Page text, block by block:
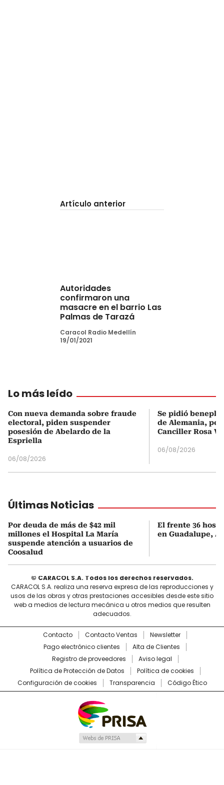
Artículo anterior
Autoridades
confirmaron una
masacre en el barrio Las
Palmas de Tarazá
Caracol Radio Medellín
19/01/2021
Lo más leído
Con nueva demanda sobre fraude
electoral, piden suspender
posesión de Abelardo de la
Espriella
06/08/2026
Se pidió
de Alemania,
Canciller Rosa
06/08/2026
Últimas Noticias
Por deuda de más de $42 mil
millones el Hospital La María
suspende atención a usuarios de
Coosalud
El frente 36
en Guadalupe,
© CARACOL S.A. Todos los derechos reservados.
CARACOL S.A. realiza una reserva expresa de las reproducciones y
usos de las obras y otras prestaciones accesibles desde este sitio
web a medios de lectura mecánica u otros medios que resulten
adecuados.
Contacto Contacto Ventas
Newsletter
Pago electrónico clientes
Alta de Clientes
Registro de proveedores
Aviso legal
Política de Protección de Datos
Política de cookies
Configuración de cookies
Transparencia Código Ético